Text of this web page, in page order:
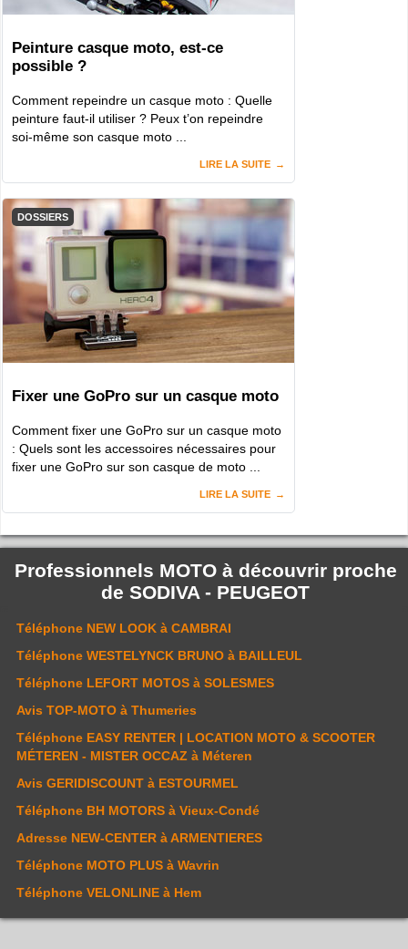
Peinture casque moto, est-ce
possible ?
Comment repeindre un casque moto : Quelle
peinture faut-il utiliser ? Peux t’on repeindre
soi-même son casque moto ...
LIRE LA SUITE
DOSSIERS
Fixer une GoPro sur un casque moto
Comment fixer une GoPro sur un casque moto
: Quels sont les accessoires nécessaires pour
fixer une GoPro sur son casque de moto ...
LIRE LA SUITE
Professionnels MOTO à découvrir proche
deSODIVA - PEUGEOT
Téléphone NEW LOOK à CAMBRAI
Téléphone WESTELYNCK BRUNO à BAILLEUL
Téléphone LEFORT MOTOS à SOLESMES
Avis TOP-MOTO à Thumeries
Téléphone EASY RENTER | LOCATION MOTO & SCOOTER
MÉTEREN - MISTER OCCAZ à Méteren
Avis GERIDISCOUNT à ESTOURMEL
Téléphone BH MOTORS à Vieux-Condé
Adresse NEW-CENTER à ARMENTIERES
Téléphone MOTO PLUS à Wavrin
Téléphone VELONLINE à Hem